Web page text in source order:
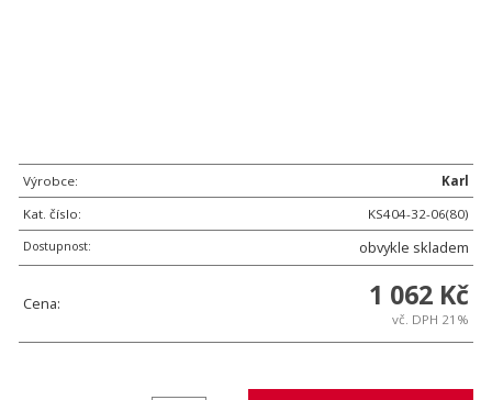
Výrobce:
Karl
Kat. číslo:
KS404-32-06(80)
Dostupnost:
obvykle skladem
Cena: 1 062 Kč
vč. DPH 21%